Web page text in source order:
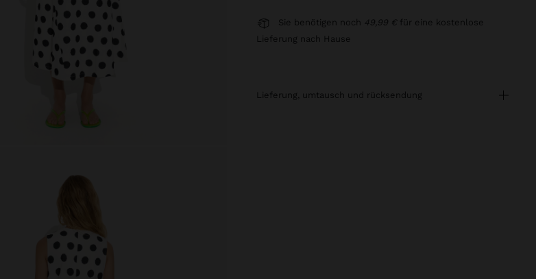
Sie benötigen noch 49,99 €
für eine kostenlose
Lieferung nach Hause
lieferung, umtausch und rücksendung